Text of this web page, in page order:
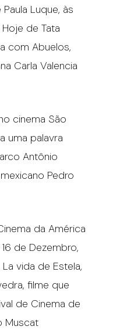
Luque, às
de Tata
com Abuelos,
Carla Valencia
cinema São
uma palavra
Antônio
Pedro
da América
de Dezembro,
vida de Estela,
filme que
de Cinema de
Muscat